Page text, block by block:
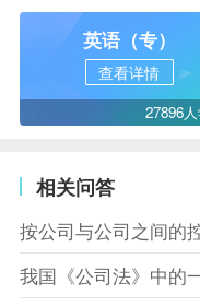
英语（专）
查看详情
27896
相关问答
按公司与公司之间的
我国《公司法》中的